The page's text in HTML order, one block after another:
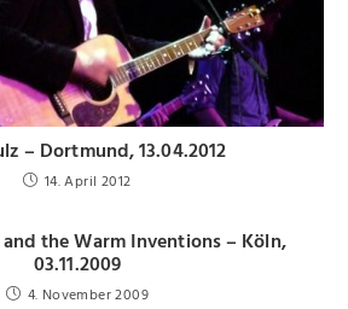
– Dortmund, 13.04.2012
14. April 2012
the Warm Inventions – Köln,
03.11.2009
4. November 2009